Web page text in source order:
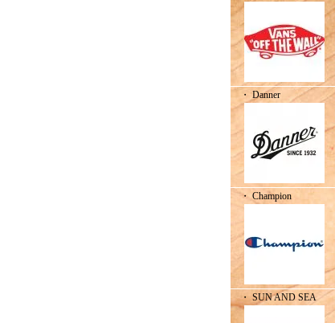
・ Danner
・ Champion
・ SUN AND SEA